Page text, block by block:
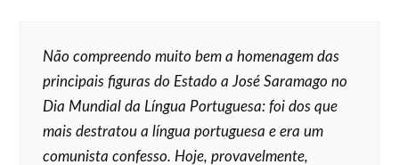
Não compreendo muito bem a homenagem das
principais figuras do Estado a José Saramago no
Dia Mundial da Língua Portuguesa: foi dos que
mais destratou a língua portuguesa e era um
comunista confesso. Hoje, provavelmente,